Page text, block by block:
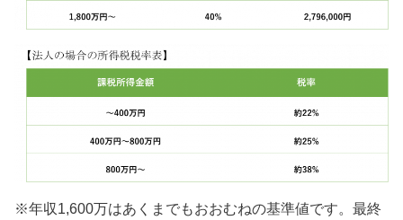
※年収1,600万はあくまでもおおむねの基準値です。最終